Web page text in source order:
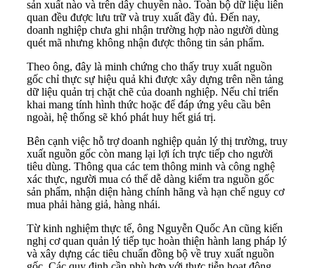
sản xuất nào và trên dây chuyền nào. Toàn bộ dữ liệu liên
quan đều được lưu trữ và truy xuất đầy đủ. Đến nay,
doanh nghiệp chưa ghi nhận trường hợp nào người dùng
quét mã nhưng không nhận được thông tin sản phẩm.
Theo ông, đây là minh chứng cho thấy truy xuất nguồn
gốc chỉ thực sự hiệu quả khi được xây dựng trên nền tảng
dữ liệu quản trị chặt chẽ của doanh nghiệp. Nếu chỉ triển
khai mang tính hình thức hoặc để đáp ứng yêu cầu bên
ngoài, hệ thống sẽ khó phát huy hết giá trị.
Bên cạnh việc hỗ trợ doanh nghiệp quản lý thị trường, truy
xuất nguồn gốc còn mang lại lợi ích trực tiếp cho người
tiêu dùng. Thông qua các tem thông minh và công nghệ
xác thực, người mua có thể dễ dàng kiểm tra nguồn gốc
sản phẩm, nhận diện hàng chính hãng và hạn chế nguy cơ
mua phải hàng giả, hàng nhái.
Từ kinh nghiệm thực tế, ông Nguyễn Quốc An cũng kiến
nghị cơ quan quản lý tiếp tục hoàn thiện hành lang pháp lý
và xây dựng các tiêu chuẩn đồng bộ về truy xuất nguồn